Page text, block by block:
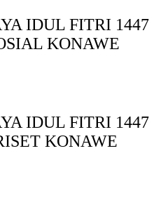
IDUL FITRI 1447
KONAWE
IDUL FITRI 1447
KONAWE